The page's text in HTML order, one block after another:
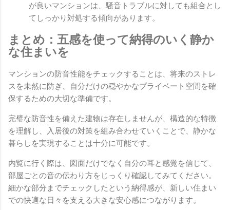
が良いマンションは、騒音トラブルに対しても組合とし
てしっかり対処する傾向があります。
まとめ：五感を使って納得のいく静か
な住まいを
マンションの防音性能をチェックすることは、将来のストレ
スを未然に防ぎ、自分だけの穏やかなプライベート空間を確
保するための大切な準備です。
完璧な防音性を備えた建物は存在しませんが、構造的な特徴
を理解し、入居後の対策を組み合わせていくことで、静かな
暮らしを実現することは十分に可能です。
内覧に行く際は、図面だけでなく自分の耳と感覚を信じて、
部屋ごとの音の伝わり方をじっくり確認してみてください。
細かな部分までチェックしたという納得感が、新しい住まい
での快適な日々を支える大きな安心感につながります。